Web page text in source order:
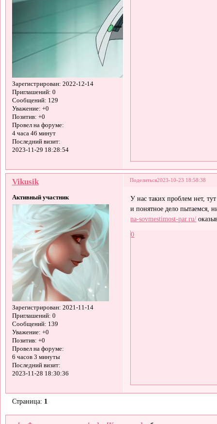
Зарегистрирован: 2022-12-14
Приглашений: 0
Сообщений: 129
Уважение: +0
Позитив: +0
Провел на форуме:
4 часа 46 минут
Последний визит:
2023-11-29 18:28:54
Поделиться2023-10-23 18:58:38
Vikusik
Активный участник
Зарегистрирован: 2021-11-14
Приглашений: 0
Сообщений: 139
Уважение: +0
Позитив: +0
Провел на форуме:
6 часов 3 минуты
Последний визит:
2023-11-28 18:30:36
У нас таких проблем нет,
и понятное дело пытаемся,
na-sovmestimost-par.ru/
0
Страница: 1